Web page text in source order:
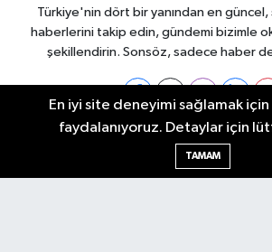
Türkiye'nin dört bir yanından en güncel,
haberlerini takip edin, gündemi bizimle
şekillendirin. Sonsöz, sadece haber
Ankara Nöbetçi Eczaneler
En iyi site deneyimi sağlamak
faydalanıyoruz. Detaylar için
TAMAM